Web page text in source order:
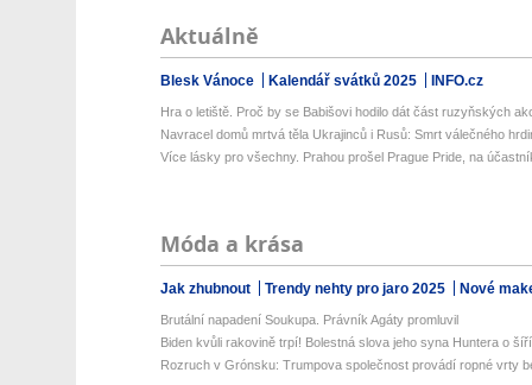
Aktuálně
Blesk Vánoce Kalendář svátků 2025 INFO.cz
Hra o letiště. Proč by se Babišovi hodilo dát část ruzyňských
Navracel domů mrtvá těla Ukrajinců i Rusů: Smrt válečného
Více lásky pro všechny. Prahou prošel Prague Pride, na
Móda a krása
Jak zhubnout Trendy nehty pro jaro 2025 Nové
Brutální napadení Soukupa. Právník Agáty promluvil
Biden kvůli rakovině trpí! Bolestná slova jeho syna Huntera o
Rozruch v Grónsku: Trumpova společnost provádí ropné vrty